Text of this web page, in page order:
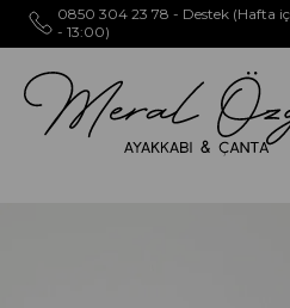
0850 304 23 78 - Destek (Hafta
- 13:00)